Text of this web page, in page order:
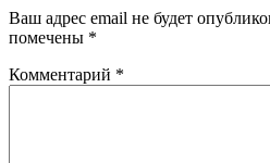
Ваш адрес email не будет
помечены *
Комментарий *